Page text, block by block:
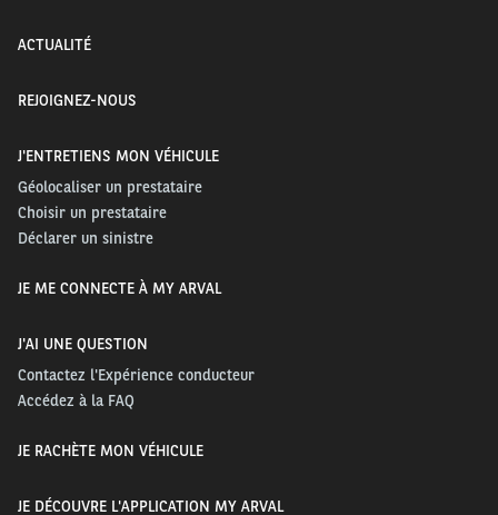
ACTUALITÉ
REJOIGNEZ-NOUS
J'ENTRETIENS MON VÉHICULE
Géolocaliser un prestataire
Choisir un prestataire
Déclarer un sinistre
JE ME CONNECTE À MY ARVAL
J'AI UNE QUESTION
Contactez l'Expérience conducteur
Accédez à la FAQ
JE RACHÈTE MON VÉHICULE
JE DÉCOUVRE L'APPLICATION MY ARVAL